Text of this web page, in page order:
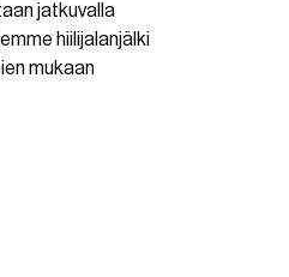
jatkuvalla
hiilijalanjälki
mukaan